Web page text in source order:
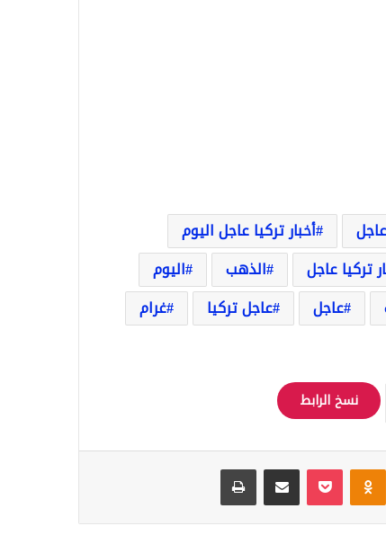
أخبار تركيا عاجل اليوم
تركيا عاجل الذهب
اليوم
عاجل عاجل تركيا
غرام
نسخ الرابط
Odnoklassniki
‫Pocket مشاركة عبر البريد طباعة